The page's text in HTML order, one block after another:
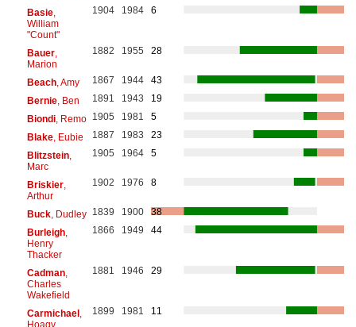
Basie,
William
"Count"
1904 1984 6
Bauer,
Marion
1882 1955 28
Beach, Amy 1867 1944
43
Bernie, Ben 1891 1943
19
Biondi, Remo 1905 1981
5
Blake, Eubie 1887 1983
23
Blitzstein,
Marc
1905 1964 5
Briskier,
Arthur
1902 1976 8
Buck, Dudley 1839 1900
38
Burleigh,
Henry
Thacker
1866 1949 44
Cadman,
Charles
Wakefield
1881 1946 29
Carmichael,
Hoagy
1899 1981 11